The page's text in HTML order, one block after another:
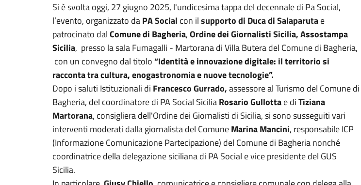
Si è svolta oggi, 27 giugno 2025, l'undicesima tappa del decennale di Pa Social,
l’evento, organizzato daPA Social con ilsupporto di Duca di Salaparutae
patrocinato dalComune di Bagheria,Ordine dei Giornalisti Sicilia, Assostampa
Sicilia, presso la sala Fumagalli - Martorana di Villa Butera del Comune di Bagheria,
con un convegno dal titolo“Identità e innovazione digitale: il territorio si
racconta tra cultura, enogastronomia e nuove tecnologie”.
Dopo i saluti Istituzionali di Francesco Gurrado,assessore al Turismo del Comune di
Bagheria, del coordinatore di PA Social SiciliaRosario Gullottae diTiziana
Martorana, consigliera dell'Ordine dei Giornalisti di Sicilia, si sono susseguiti vari
interventi moderati dalla giornalista del ComuneMarina Mancini, responsabile ICP
(Informazione Comunicazione Partecipazione) del Comune di Bagheria nonché
coordinatrice della delegazione siciliana di PA Social e vice presidente del GUS
Sicilia.